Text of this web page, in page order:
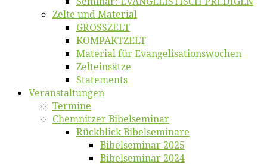
Zel­te und Material
GROSSZELT
KOMPAKTZELT
Ma­te­ri­al für Evangelisationswochen
Zelt­ein­sät­ze
State­ments
Ver­an­stal­tun­gen
Ter­mi­ne
Chemnit­zer Bibelseminar
Rück­blick Bibelseminare
Bi­bel­se­mi­nar 2025
Bi­bel­se­mi­nar 2024